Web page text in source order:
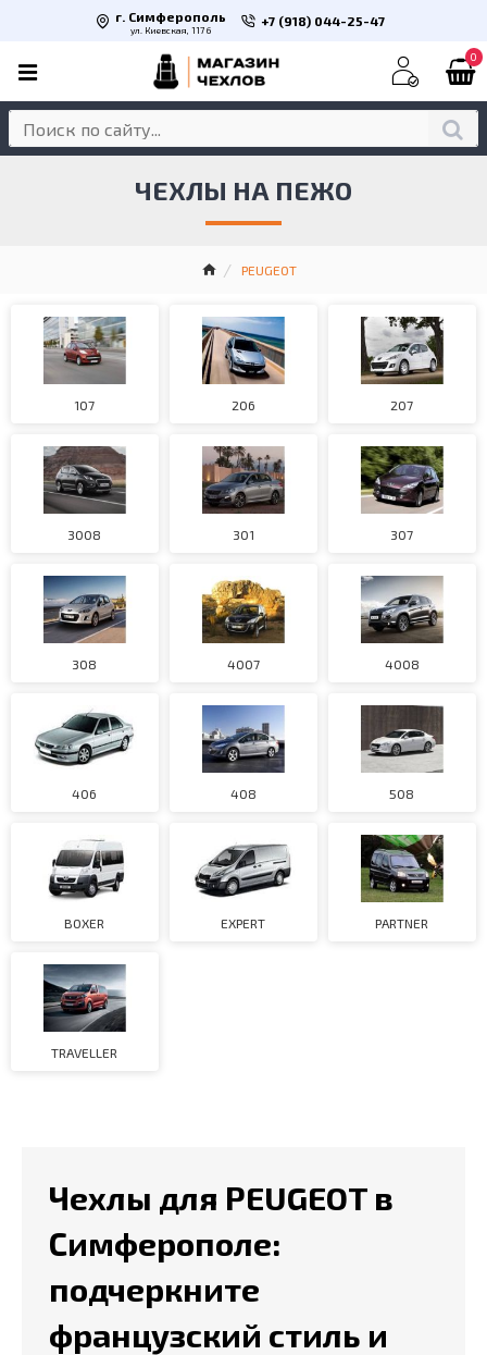
г. Симферополь
ул. Киевская, 117 б
+7 (918) 044-25-47
0
PEUGEOT
ЧЕХЛЫ НА ПЕЖО
107 206 207
3008 301 307
308 4007 4008
406 408 508
BOXER EXPERT PARTNER
TRAVELLER
Чехлы для PEUGEOT в
Симферополе:
подчеркните
французский стиль и